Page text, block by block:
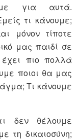
για αυτά.
τι κάνουμε;
μόνον τίποτε
μας παιδί σε
πιο πολλά
ποιοι θα μας
Τι κάνουμε
δεν θέλουμε
τη δικαιοσύνη;